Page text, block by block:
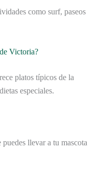
como surf, paseos
Victoria?
platos típicos de la
especiales.
llevar a tu mascota